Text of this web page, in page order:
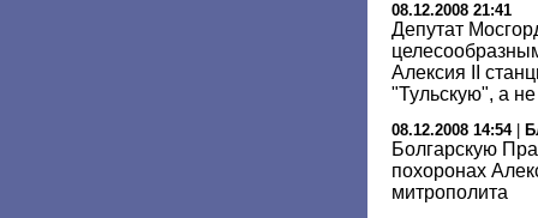
08.12.2008 21:41
Депутат
Алексия II
"Тульскую", а
08.12.2008 14:54|
Болгарскую
похоронах
митрополита